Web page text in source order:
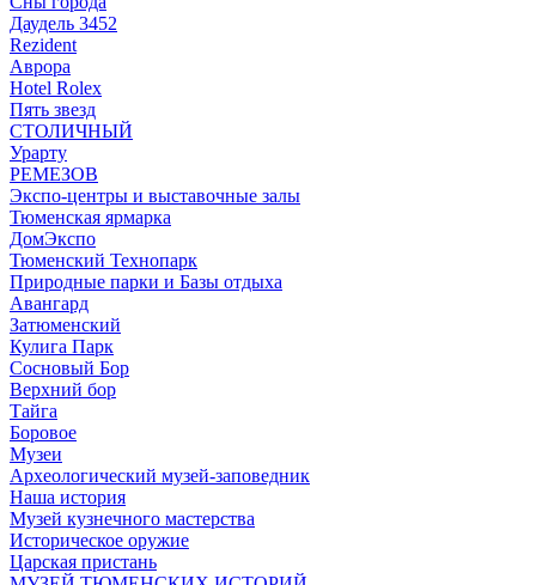
Даудель 3452
Rezident
Аврора
Hotel Rolex
Пять звезд
СТОЛИЧНЫЙ
Урарту
РЕМЕЗОВ
Экспо-центры и выставочные залы
Тюменская ярмарка
ДомЭкспо
Тюменский Технопарк
Природные парки и Базы отдыха
Авангард
Затюменский
Кулига Парк
Сосновый Бор
Верхний бор
Тайга
Боровое
Музеи
Археологический музей-заповедник
Наша история
Музей кузнечного мастерства
Историческое оружие
Царская пристань